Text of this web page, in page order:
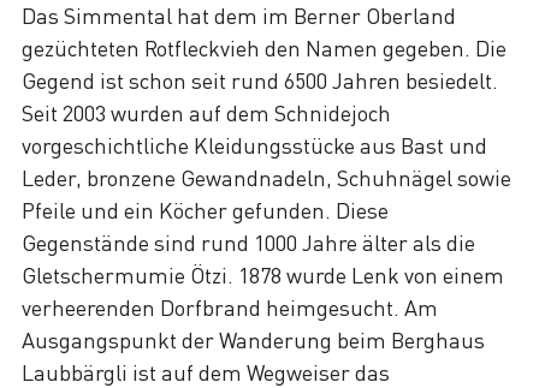
Das Simmental hat dem im Berner Oberland
gezüchteten Rotfleckvieh den Namen gegeben. Die
Gegend ist schon seit rund 6500 Jahren besiedelt.
Seit 2003 wurden auf dem Schnidejoch
vorgeschichtliche Kleidungsstücke aus Bast und
Leder, bronzene Gewandnadeln, Schuhnägel sowie
Pfeile und ein Köcher gefunden. Diese
Gegenstände sind rund 1000 Jahre älter als die
Gletschermumie Ötzi. 1878 wurde Lenk von einem
verheerenden Dorfbrand heimgesucht. Am
Ausgangspunkt der Wanderung beim Berghaus
Laubbärgli ist auf dem Wegweiser das